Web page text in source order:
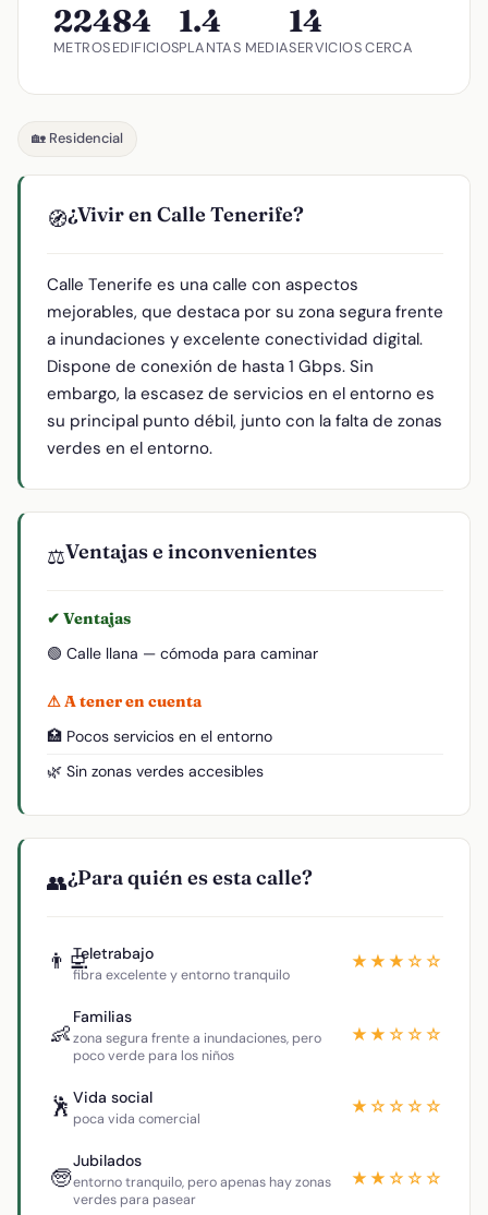
224
METROS
84
EDIFICIOS
1.4
PLANTAS MEDIA
14
SERVICIOS CERCA
🏡 Residencial
🧭¿Vivir en Calle Tenerife?
Calle Tenerife es una calle con aspectos
mejorables, que destaca por su zona segura frente
a inundaciones y excelente conectividad digital.
Dispone de conexión de hasta 1 Gbps. Sin
embargo, la escasez de servicios en el entorno es
su principal punto débil, junto con la falta de zonas
verdes en el entorno.
⚖️Ventajas e inconvenientes
✔ Ventajas
🟢 Calle llana — cómoda para caminar
⚠ A tener en cuenta
🏥 Pocos servicios en el entorno
🌿 Sin zonas verdes accesibles
👥¿Para quién es esta calle?
👨‍💻Teletrabajo
fibra excelente y entorno tranquilo
★★★☆☆
👶
Familias
zona segura frente a inundaciones, pero
poco verde para los niños
★★☆☆☆
🕺 Vida social
poca vida comercial
★☆☆☆☆
🧓
Jubilados
entorno tranquilo, pero apenas hay zonas
verdes para pasear
★★☆☆☆